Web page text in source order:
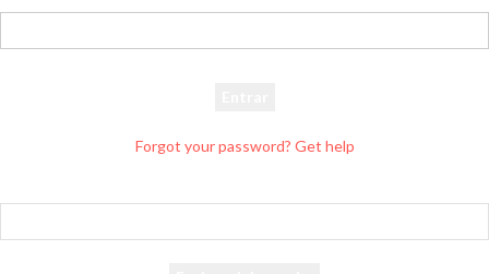
Forgot your password? Get help